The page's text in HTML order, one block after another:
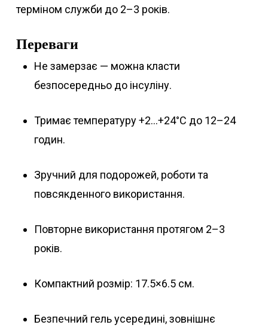
терміном служби до 2–3 років.
Переваги
Не замерзає — можна класти
безпосередньо до інсуліну.
Тримає температуру +2…+24°C до 12–24
годин.
Зручний для подорожей, роботи та
повсякденного використання.
Повторне використання протягом 2–3
років.
Компактний розмір: 17.5×6.5 см.
Безпечний гель усередині, зовнішнє